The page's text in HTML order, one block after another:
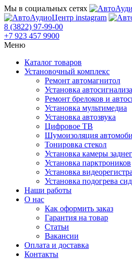
Мы в социальных сетях
8 (3822) 97-99-00
+7 923 457 9900
Меню
Каталог товаров
Установочный комплекс
Ремонт автомагнитол
Установка
Ремонт брелоков и
Установка мультимедиа
Установка автозвука
Цифровое ТВ
Шумоизоляция
Тонировка стекол
Установка камеры
Установка парктроников
Установка
Установка подогрева
Наши работы
О нас
Как оформить заказ
Гарантия на товар
Статьи
Вакансии
Оплата и доставка
Контакты